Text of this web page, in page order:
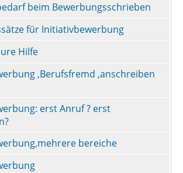
beim Bewerbungsschrieben
für Initiativbewerbung
Hilfe
,Berufsfremd ,anschreiben
erst Anruf ? erst
bereiche